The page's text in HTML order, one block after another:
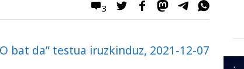
3
bat da” testua iruzkinduz, 2021-12-07